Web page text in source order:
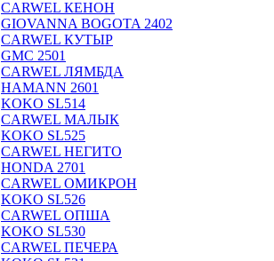
CARWEL КЕНОН
GIOVANNA BOGOTA 2402
CARWEL КУТЫР
GMC 2501
CARWEL ЛЯМБДА
HAMANN 2601
KOKO SL514
CARWEL МАЛЫК
KOKO SL525
CARWEL НЕГИТО
HONDA 2701
CARWEL ОМИКРОН
KOKO SL526
CARWEL ОПША
KOKO SL530
CARWEL ПЕЧЕРА